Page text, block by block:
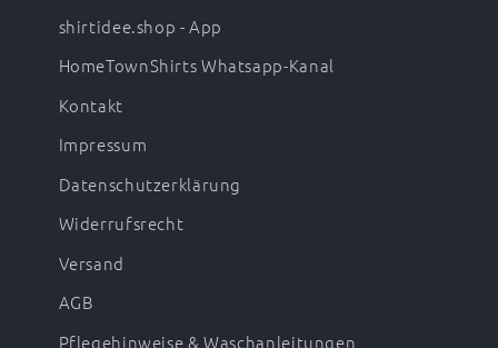
shirtidee.shop - App
HomeTownShirts Whatsapp-Kanal
Kontakt
Impressum
Datenschutzerklärung
Widerrufsrecht
Versand
AGB
Pflegehinweise & Waschanleitungen